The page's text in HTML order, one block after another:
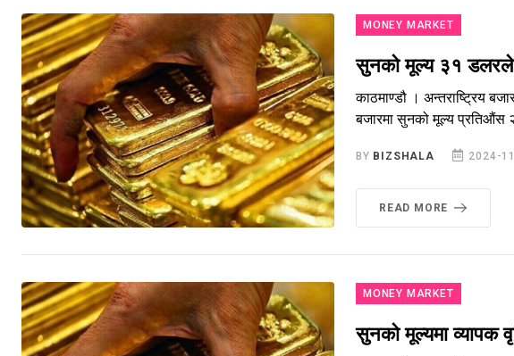
MONEY MARKET
सुनको मूल्य ३१ डलरले
काठमाण्डौ । अन्तराष्ट्रिय
बजारमा सुनको मूल्य प्रतिऔंस
BY BIZSHALA 2024-
READ MORE
MONEY MARKET
सुनको मूल्यमा व्यापक